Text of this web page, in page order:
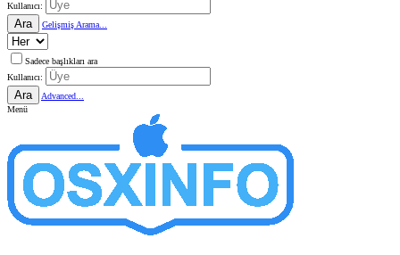
Kullanıcı:
Ara Gelişmiş Arama...
Sadece başlıkları ara
Kullanıcı:
Ara
Advanced...
Menü